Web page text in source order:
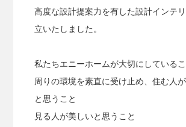
高度な設計提案力を有した設計インテ
立いたしました。
私たちエニーホームが大切にしているこ
周りの環境を素直に受け止め、住む人
と思うこと
見る人が美しいと思うこと